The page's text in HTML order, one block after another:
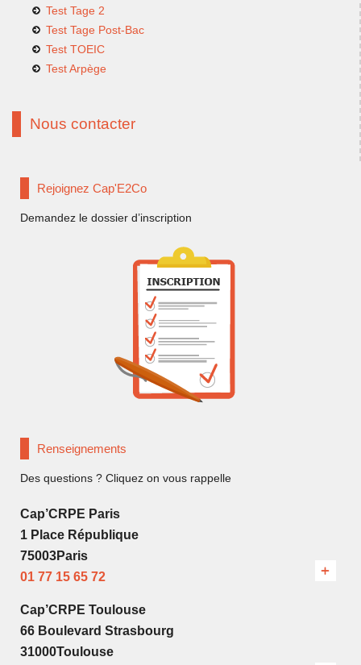
Test Tage 2
Test Tage Post-Bac
Test TOEIC
Test Arpège
Nous contacter
Rejoignez Cap'E2Co
Demandez le dossier d’inscription
Renseignements
Des questions ? Cliquez on vous rappelle
Cap’CRPE Paris
1 Place République
75003Paris
01 77 15 65 72
Cap’CRPE Toulouse
66 Boulevard Strasbourg
31000Toulouse